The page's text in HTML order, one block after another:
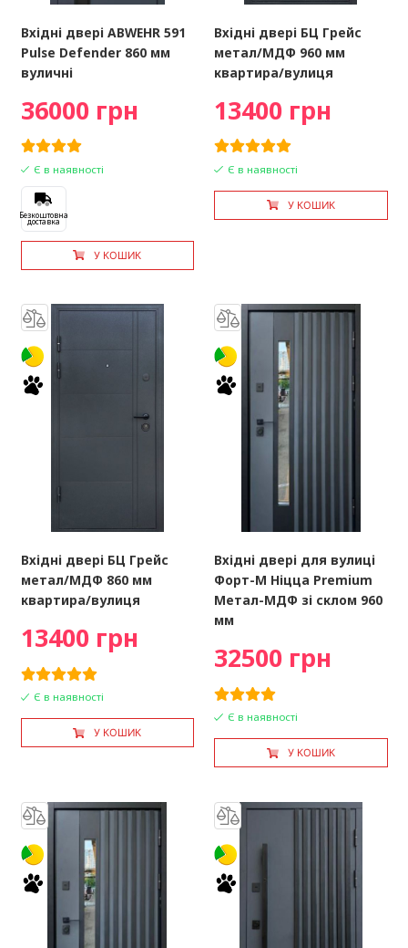
Вхідні двері ABWEHR 591
Pulse Defender 860 мм
вуличні
36000 грн
Є в наявності
Безкоштовна
доставка
У КОШИК
Вхідні двері БЦ Грейс
метал/МДФ 960 мм
квартира/вулиця
13400 грн
Є в наявності
У КОШИК
Вхідні двері БЦ Грейс
метал/МДФ 860 мм
квартира/вулиця
13400 грн
Є в наявності
У КОШИК
Вхідні двері для вулиці
Форт-М Ніцца Premium
Метал-МДФ зі склом 960
мм
32500 грн
Є в наявності
У КОШИК